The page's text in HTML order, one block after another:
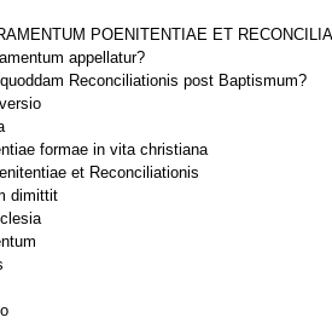
POENITENTIAE ET
appellatur?
Reconciliationis post Baptismum?
formae in vita christiana
et Reconciliationis
dimittit